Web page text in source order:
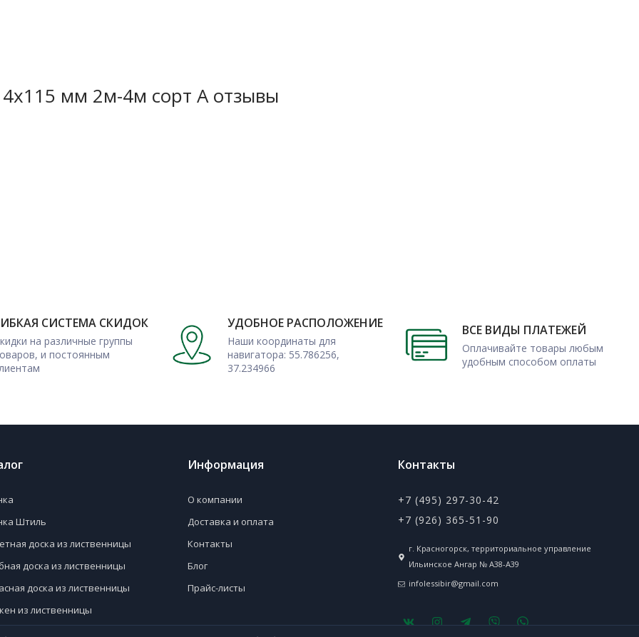
недорого, стали причиной
обрешетки и каркасы, даже
штиль.
мм 2м-4м сорт А отзывы
СИСТЕМА СКИДОК
на различные группы
и постоянным
УДОБНОЕ РАСПОЛОЖЕНИЕ
Наши координаты для
навигатора: 55.786256,
37.234966
ВСЕ ВИДЫ ПЛАТЕЖЕЙ
Оплачивайте товары любым
удобным способом оплаты
Штиль
доска из лиственницы
доска из лиственницы
доска из лиственницы
из лиственницы
Информация
О компании
Доставка и оплата
Контакты
Блог
Прайс-листы
Контакты
+7 (495) 297-30-42
+7 (926) 365-51-90
г. Красногорск, территориальное управление
Ильинское Ангар № А38-А39
infolessibir@gmail.com